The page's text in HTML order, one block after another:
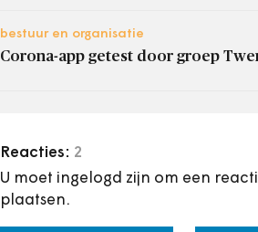
bestuur en organisatie
Corona-app getest door groep
Reacties: 2
U moet ingelogd zijn om een
plaatsen.